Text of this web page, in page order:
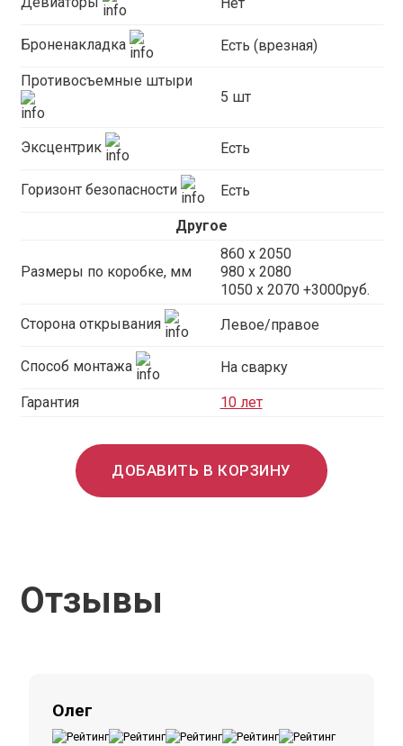
Броненакладка Есть (врезная)
Противосъемные штыри
5 шт
Эксцентрик Есть
Горизонт безопасности Есть
Другое
Размеры по коробке, мм
860 х 2050
980 x 2080
1050 x 2070 +3000руб.
Сторона открывания Левое/правое
Способ монтажа На сварку
Гарантия 10 лет
ДОБАВИТЬ В КОРЗИНУ
Отзывы
Олег